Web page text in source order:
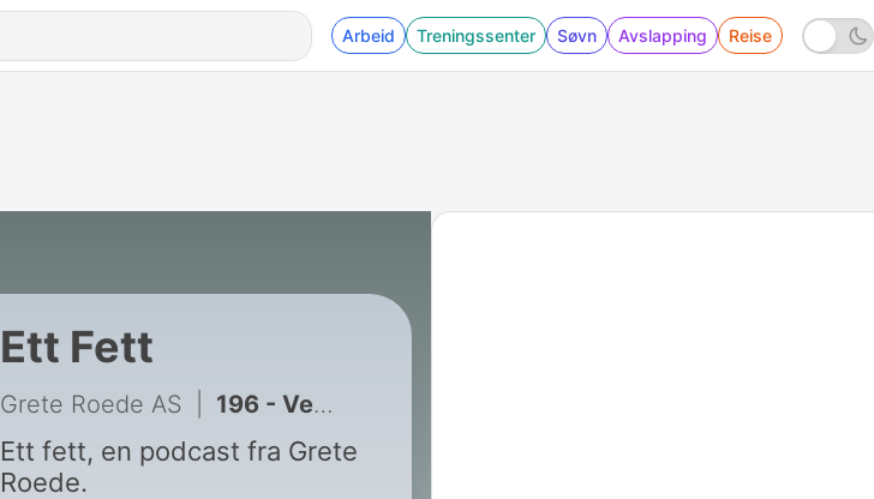
Arbeid Treningssenter Søvn Avslapping Reise
Ett Fett
Grete Roede AS 196 - Vektmedisiner: Verktøy - ikke mirakelkur - med Fedon Lindberg
Ett fett, en podcast fra Grete
Roede.